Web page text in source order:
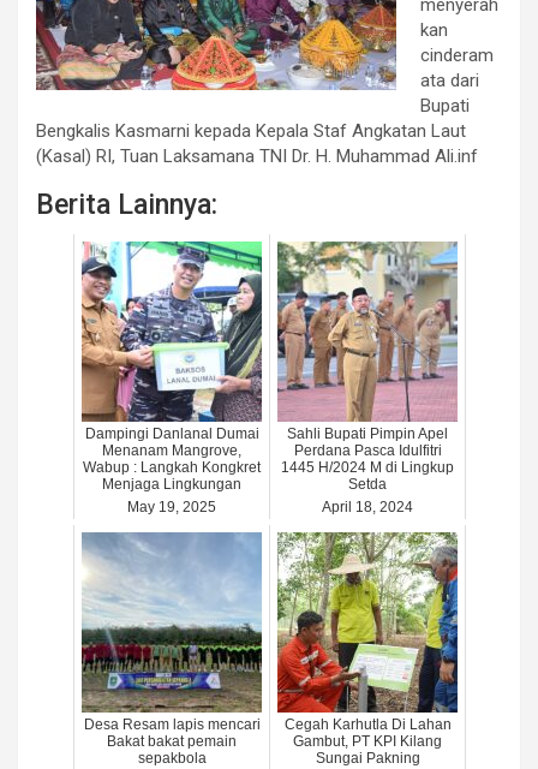
menyerah
kan
cinderam
ata dari
Bupati
Bengkalis Kasmarni kepada Kepala Staf Angkatan Laut
(Kasal) RI, Tuan Laksamana TNI Dr. H. Muhammad Ali.inf
Berita Lainnya:
Dampingi Danlanal Dumai
Menanam Mangrove,
Wabup : Langkah Kongkret
Menjaga Lingkungan
May 19, 2025
Sahli Bupati Pimpin Apel
Perdana Pasca Idulfitri
1445 H/2024 M di Lingkup
Setda
April 18, 2024
Desa Resam lapis mencari
Bakat bakat pemain
sepakbola
Cegah Karhutla Di Lahan
Gambut, PT KPI Kilang
Sungai Pakning